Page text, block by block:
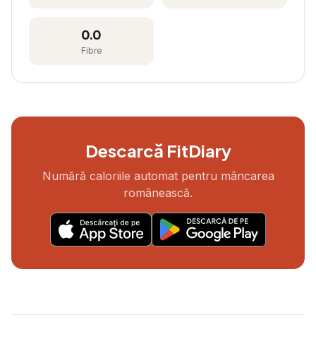
0.0
Fibre
Descarcă FitDiary
Numără caloriile automat pentru mâncarea
românească.